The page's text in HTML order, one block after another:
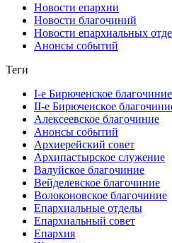
Новости епархии
Новости благочиний
Новости епархиальных
Анонсы событий
Теги
I-е Бирюченское благочиние
II-е Бирюченское
Алексеевское благочиние
Анонсы событий
Архиерейский совет
Архипастырское служение
Валуйское благочиние
Вейделевское благочиние
Волоконовское благочиние
Епархиальные отделы
Епархиальный совет
Епархия